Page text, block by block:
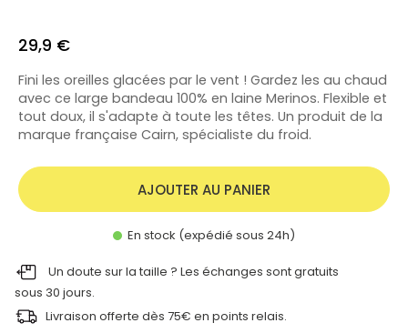
29,9 €
Fini les oreilles glacées par le vent ! Gardez les au chaud
avec ce large bandeau 100% en laine Merinos. Flexible et
tout doux, il s'adapte à toute les têtes. Un produit de la
marque française Cairn, spécialiste du froid.
AJOUTER AU PANIER
En stock (expédié sous 24h)
Un doute sur la taille ? Les échanges sont gratuits
sous 30 jours.
Livraison offerte dès 75€ en points relais.